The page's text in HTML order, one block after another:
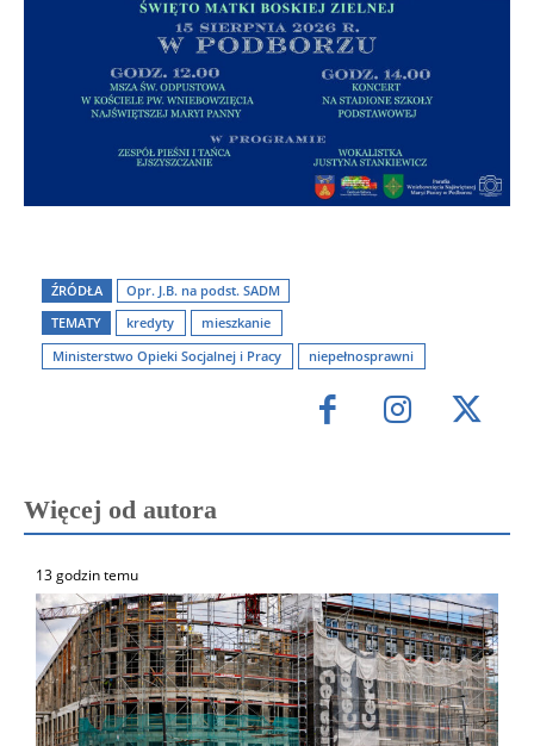
ŹRÓDŁA
Opr. J.B. na podst. SADM
TEMATY
kredyty
mieszkanie
Ministerstwo Opieki Socjalnej i Pracy
niepełnosprawni
Więcej od autora
13 godzin temu